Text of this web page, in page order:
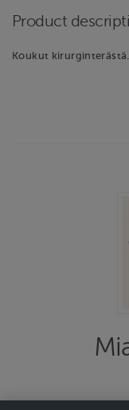
Product
Koukut kirurginterästä.
koruja jo 13 vuotta.